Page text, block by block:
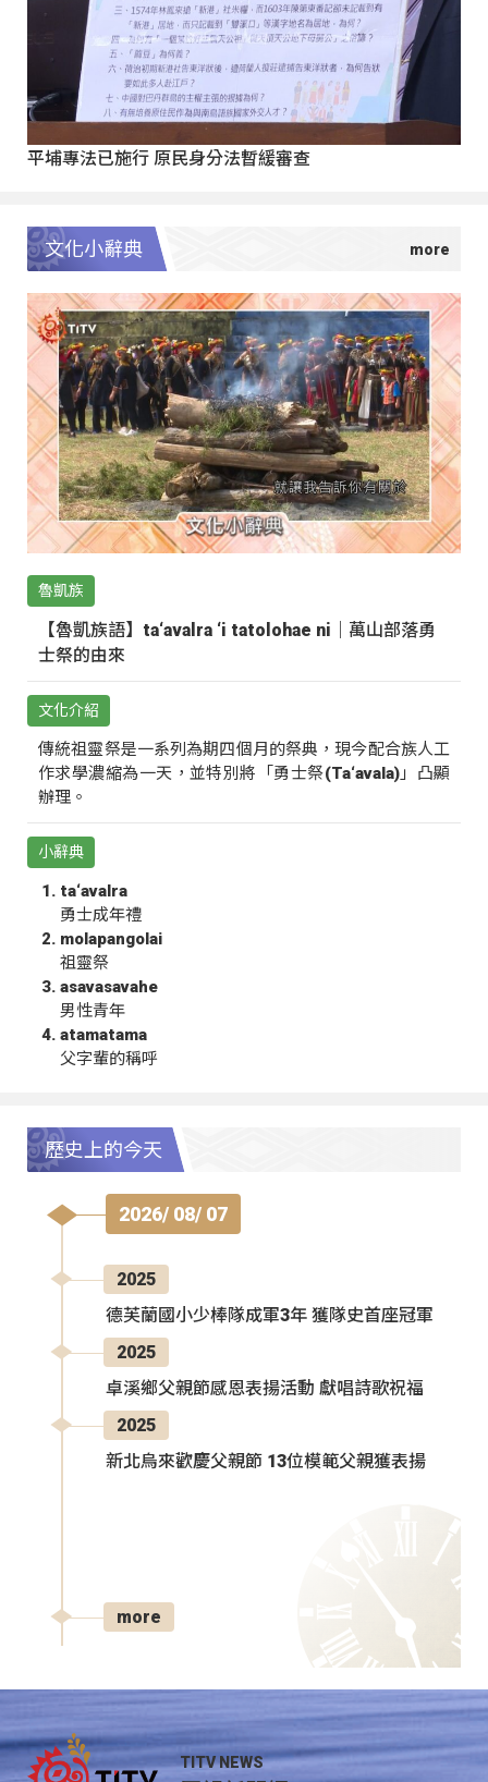
平埔專法已施行 原民身分法暫緩審查
文化小辭典
魯凱族
【魯凱族語】ta‘avalra ‘i tatolohae ni｜萬山部落勇
士祭的由來
文化介紹
傳統祖靈祭是一系列為期四個月的祭典，現今配合族人工
作求學濃縮為一天，並特別將「勇士祭(Ta‘avala)」凸顯
辦理。
小辭典
ta‘avalra
勇士成年禮
molapangolai
祖靈祭
asavasavahe
男性青年
atamatama
父字輩的稱呼
歷史上的今天
2026/ 08/ 07
2025
德芙蘭國小少棒隊成軍3年 獲隊史首座冠軍
2025
卓溪鄉父親節感恩表揚活動 獻唱詩歌祝福
2025
新北烏來歡慶父親節 13位模範父親獲表揚
more
TITV NEWS